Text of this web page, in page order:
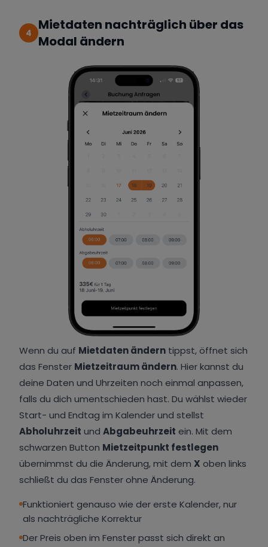
4
Mietdaten nachträglich über das
Modal ändern
Wenn du auf Mietdaten ändern tippst, öffnet sich
das Fenster Mietzeitraum ändern. Hier kannst du
deine Daten und Uhrzeiten noch einmal anpassen,
falls du dich umentschieden hast. Du wählst wieder
Start- und Endtag im Kalender und stellst
Abholuhrzeit und Abgabeuhrzeit ein. Mit dem
schwarzen Button Mietzeitpunkt festlegen
übernimmst du die Änderung, mit dem X oben links
schließt du das Fenster ohne Änderung.
Funktioniert genauso wie der erste Kalender, nur
als nachträgliche Korrektur
Der Preis oben im Fenster passt sich direkt an